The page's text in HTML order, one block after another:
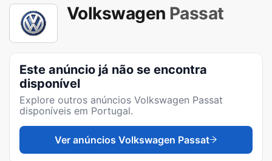
Volkswagen Passat
Este anúncio já não se encontra
disponível
Explore outros anúncios Volkswagen Passat
disponíveis em Portugal.
Ver anúncios Volkswagen Passat